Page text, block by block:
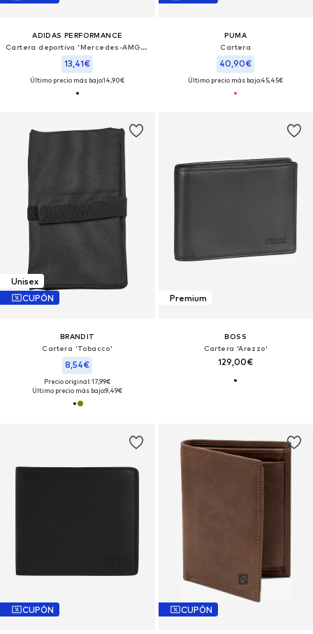
ADIDAS PERFORMANCE
Cartera deportiva 'Mercedes-AMG Petronas Formula 1 Team DNA'
13,41€
Último precio más bajo:14,90€
PUMA
Cartera
40,90€
Último precio más bajo:45,45€
Unisex
CUPÓN
BRANDIT
Cartera 'Tobacco'
8,54€
Precio original: 17,99€
Último precio más bajo:9,49€
Premium
BOSS
Cartera 'Arezzo'
129,00€
CUPÓN CUPÓN